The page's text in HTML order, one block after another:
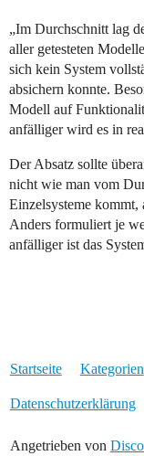
„Im Durchschnitt lag
aller getesteten
sich kein System
absichern konnte.
Modell auf
anfälliger wird es in
Der Absatz sollte
nicht wie man vom
Einzelsysteme kommt,
Anders formuliert je
anfälliger ist das
Startseite Kategorien
Datenschutzerklärung
Angetrieben von